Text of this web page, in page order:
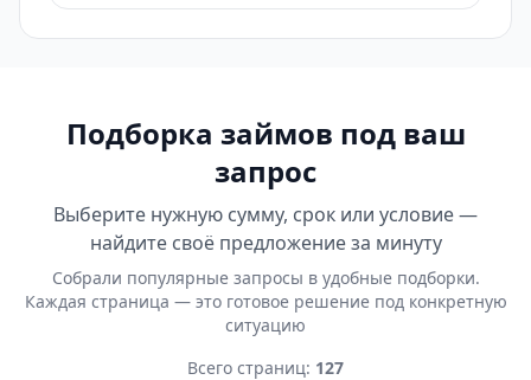
Подборка займов под ваш
запрос
Выберите нужную сумму, срок или условие —
найдите своё предложение за минуту
Собрали популярные запросы в удобные подборки.
Каждая страница — это готовое решение под конкретную
ситуацию
Всего страниц: 127